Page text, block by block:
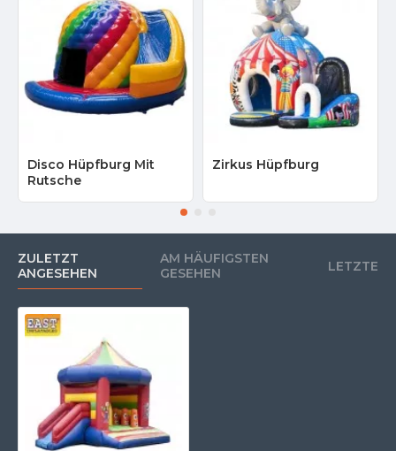
Disco Hüpfburg Mit
Rutsche
Zirkus Hüpfburg
ZULETZT
ANGESEHEN
AM HÄUFIGSTEN
GESEHEN
LETZTE